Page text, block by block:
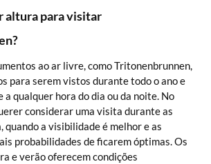
altura para visitar
ao ar livre, como Tritonenbrunnen,
para serem vistos durante todo o ano e
a qualquer hora do dia ou da noite. No
considerar uma visita durante as
quando a visibilidade é melhor e as
probabilidades de ficarem óptimas. Os
e verão oferecem condições